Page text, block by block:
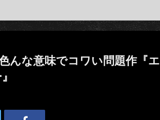
な意味でコワい問題作『エ